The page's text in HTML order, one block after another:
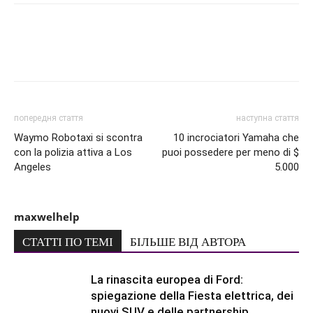
попередня стаття
Waymo Robotaxi si scontra
con la polizia attiva a Los
Angeles
наступна стаття
10 incrociatori Yamaha che
puoi possedere per meno di $
5.000
maxwelhelp
СТАТТІ ПО ТЕМІ БІЛЬШЕ ВІД АВТОРА
La rinascita europea di Ford:
spiegazione della Fiesta elettrica, dei